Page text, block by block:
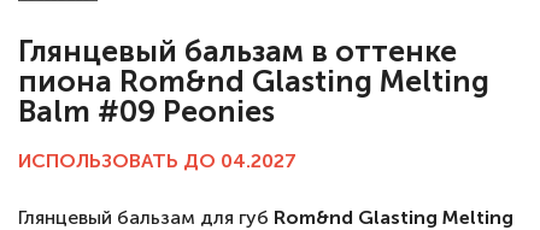
Глянцевый бальзам в оттенке
пиона Rom&nd Glasting Melting
Balm #09 Peonies
ИСПОЛЬЗОВАТЬ ДО 04.2027
Глянцевый бальзам для губ Rom&nd Glasting Melting